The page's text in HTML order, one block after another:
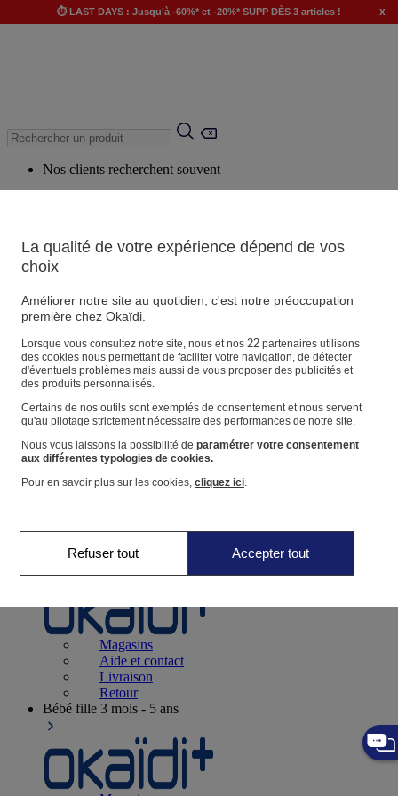
⏱️ LAST DAYS : Jusqu'à -60%* et -20%* SUPP DÈS 3 articles ! x
Nos clients recherchent souvent
Produits suggérés
Voir tous les produits
Magasin
Vos informations personnelles
Suivre une commande
Panier
Favoris
Naissance0-12 mois
Magasins
Aide et contact
Livraison
Retour
Bébé fille 3 mois - 5 ans
La qualité de votre expérience dépend de vos
choix
Améliorer notre site au quotidien, c'est notre préoccupation
première chez Okaïdi.
Lorsque vous consultez notre site, nous et nos 22partenaires utilisons
des cookies nous permettant de faciliter votre navigation, de détecter
d'éventuels problèmes mais aussi de vous proposer des publicités et
des produits personnalisés.
Certains de nos outils sont exemptés de consentement et nous servent
qu'au pilotage strictement nécessaire des performances de notre site.
Nous vous laissons la possibilité de paramétrer votre consentement
aux différentes typologies de cookies.
Pour en savoir plus sur les cookies, cliquez ici.
Refuser tout Accepter tout